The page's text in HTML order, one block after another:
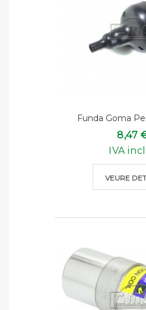
Funda Goma
8,47
IVA
VEURE